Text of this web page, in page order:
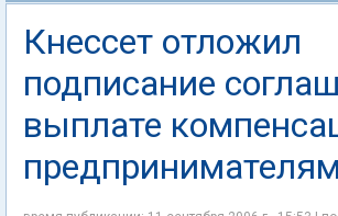
Кнессет отложил
подписание
выплате